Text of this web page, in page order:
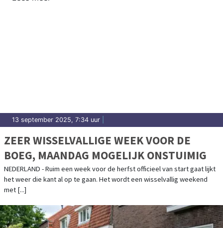
13 september 2025, 7:34 uur
ZEER WISSELVALLIGE WEEK VOOR DE
BOEG, MAANDAG MOGELIJK ONSTUIMIG
NEDERLAND - Ruim een week voor de herfst officieel van start gaat lijkt
het weer die kant al op te gaan. Het wordt een wisselvallig weekend
met [...]